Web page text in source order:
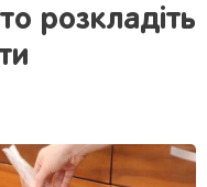
розкладіть